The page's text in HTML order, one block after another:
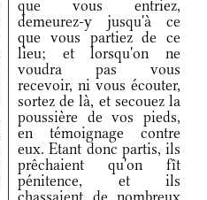
que vous entriez,
demeurez-y jusqu'à ce
que vous partiez de ce
lieu; et lorsqu'on ne
voudra pas vous
recevoir, ni vous écouter,
sortez de là, et secouez la
poussière de vos pieds,
en témoignage contre
eux. Etant donc partis, ils
prêchaient qu'on fît
pénitence, et ils